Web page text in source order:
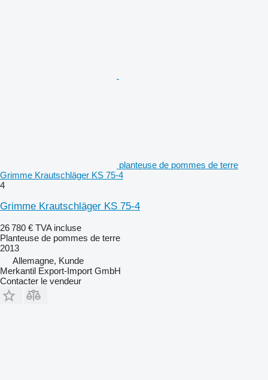
planteuse de pommes de terre
Grimme Krautschläger KS 75-4
4
Grimme Krautschläger KS 75-4
26 780 € TVA incluse
Planteuse de pommes de terre
2013
Allemagne, Kunde
Merkantil Export-Import GmbH
Contacter le vendeur